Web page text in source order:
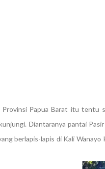
Papua Barat itu tentu
Diantaranya pantai
berlapis-lapis di Kali Wanayo